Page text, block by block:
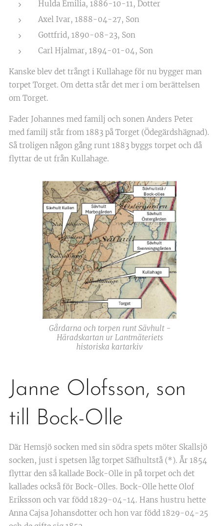
Hulda Emilia, 1886-10-11, Dotter
Axel Ivar, 1888-04-27, Son
Gottfrid, 1890-08-23, Son
Carl Hjalmar, 1894-01-04, Son
Kanske blev det trångt i Kullahage för nu bygger man
torpet Torget. Om detta står det mer i om berättelsen
om Torget.
Fader Johannes med familj och sonen Anders Peter
med familj står from 1883 på Torget (Ödegärdshägnad).
Så troligen någon gång runt 1883 byggs torpet och då
flyttar de ut från Kullahage.
Gårdarna och torpen runt Sävhult -
Häradskartan ur Lantmäteriets
historiska kartarkiv
Janne Olofsson, son
till Bock-Olle
Där Hemsjö socken med sin södra spets möter Skallsjö
socken, just i spetsen låg torpet Säfhultstå (*). År 1854
flyttar den så kallade Bock-Olle in på torpet och det
kallades också för Bock-Olles. Bock-Olle hette Olof
Eriksson och var född 1829-04-14. Hans hustru hette
Anna Cajsa Johansdotter och hon var född 1829-04-25